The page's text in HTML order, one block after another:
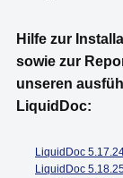
Hilfe zur
sowie zur
unseren
LiquidDoc:
LiquidDoc
LiquidDoc